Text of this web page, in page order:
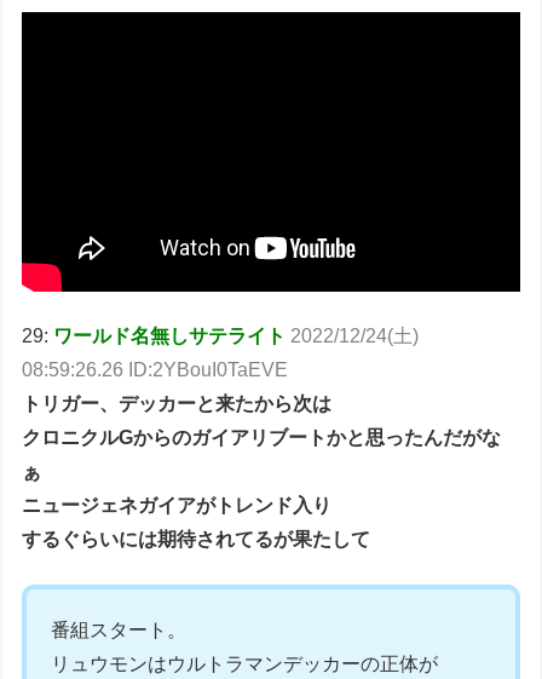
29: ワールド名無しサテライト 2022/12/24(土)
08:59:26.26 ID:2YBouI0TaEVE
トリガー、デッカーと来たから次は
クロニクルGからのガイアリブートかと思ったんだがな
ぁ
ニュージェネガイアがトレンド入り
するぐらいには期待されてるが果たして
番組スタート。
リュウモンはウルトラマンデッカーの正体が